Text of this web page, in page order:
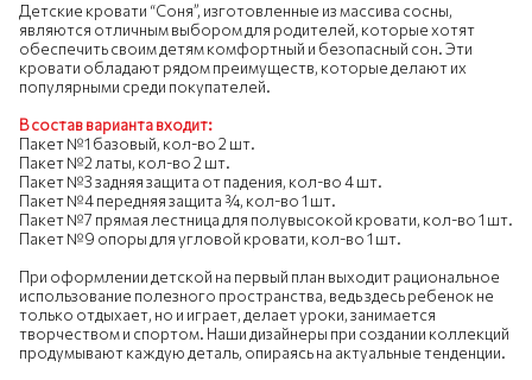
Детские кровати “Соня”, изготовленные из массива сосны,
являются отличным выбором для родителей, которые хотят
обеспечить своим детям комфортный и безопасный сон. Эти
кровати обладают рядом преимуществ, которые делают их
популярными среди покупателей.
В состав варианта входит:
Пакет №1 базовый, кол-во 2 шт.
Пакет №2 латы, кол-во 2 шт.
Пакет №3 задняя защита от падения, кол-во 4 шт.
Пакет №4 передняя защита ¾, кол-во 1 шт.
Пакет №7 прямая лестница для полувысокой кровати, кол-во 1 шт.
Пакет №9 опоры для угловой кровати, кол-во 1 шт.
При оформлении детской на первый план выходит рациональное
использование полезного пространства, ведь здесь ребенок не
только отдыхает, но и играет, делает уроки, занимается
творчеством и спортом. Наши дизайнеры при создании коллекций
продумывают каждую деталь, опираясь на актуальные тенденции.